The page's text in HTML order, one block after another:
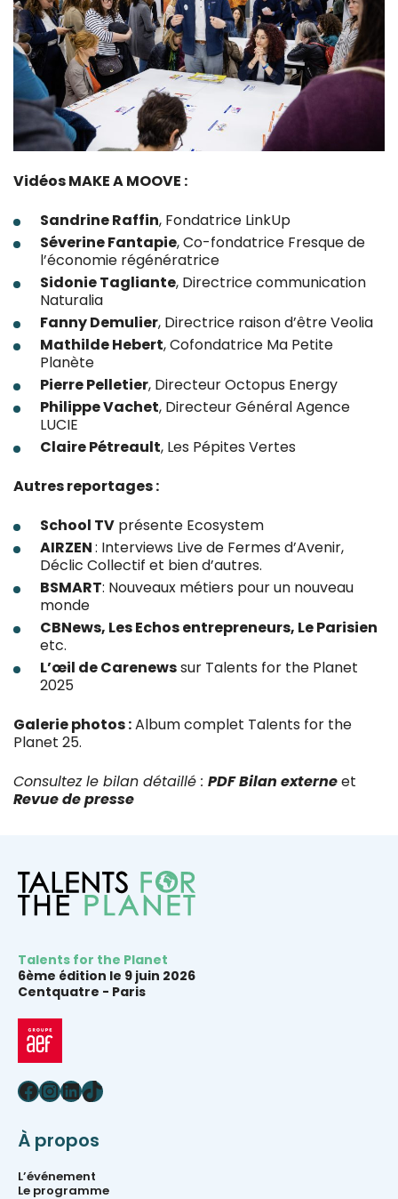
Vidéos MAKE A MOOVE :
Sandrine Raffin, Fondatrice LinkUp
Séverine Fantapie, Co-fondatrice Fresque de
l’économie régénératrice
Sidonie Tagliante, Directrice communication
Naturalia
Fanny Demulier, Directrice raison d’être Veolia
Mathilde Hebert, Cofondatrice Ma Petite
Planète
Pierre Pelletier, Directeur Octopus Energy
Philippe Vachet, Directeur Général Agence
LUCIE
Claire Pétreault, Les Pépites Vertes
Autres reportages :
School TV présente Ecosystem
AIRZEN: Interviews Live de Fermes d’Avenir,
Déclic Collectif et bien d’autres.
BSMART: Nouveaux métiers pour un nouveau
monde
CBNews, Les Echos entrepreneurs, Le Parisien
etc.
L’œil de Carenewssur Talents for the Planet
2025
Galerie photos :Album complet Talents for the
Planet 25.
Consultez le bilan détaillé : PDF Bilan externeet
Revue de presse
Talents for the Planet
6ème édition le 9 juin 2026
Centquatre - Paris
Facebook
Instagram
LinkedIn
TikTok
À propos
L’événement
Le programme